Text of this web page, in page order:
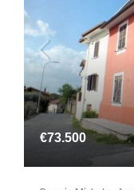
€73.500